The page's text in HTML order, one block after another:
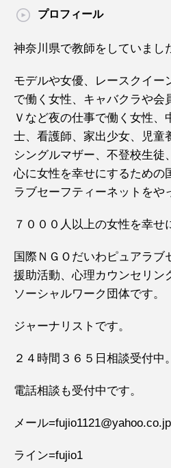
プロフィール
神奈川県で教師をしていまし
モデルや女優、レースクイー
で働く女性、キャバクラや会
Ｖなど夜の仕事で働く女性、
士、看護師、家出少女、児童
シングルマザー、不登校生徒
心に女性を幸せにするための
ラブセーフティーネットをや
７０００人以上の女性を幸せ
国際ＮＧＯだいわピュアラブ
援助活動、心理カウンセリン
ソーシャルワーク団体です。
ジャーナリストです。
２４時間３６５日相談受付中。
電話相談も受付中です。
メール=fujio1121@yahoo.co.jp
ライン=fujio1